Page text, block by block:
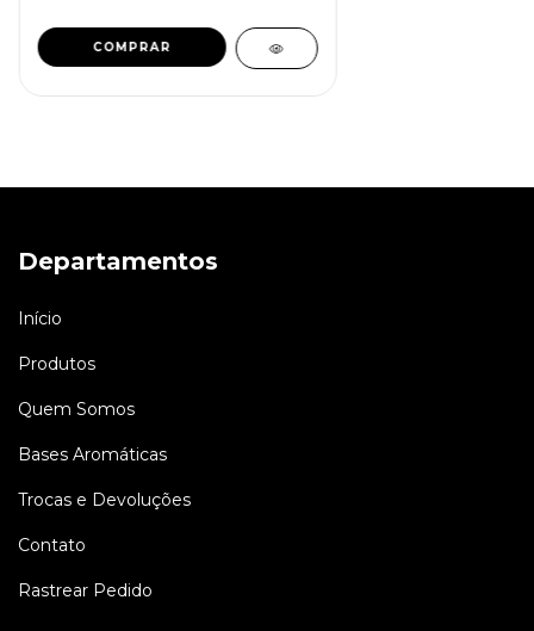
Departamentos
Início
Produtos
Quem Somos
Bases Aromáticas
Trocas e Devoluções
Contato
Rastrear Pedido